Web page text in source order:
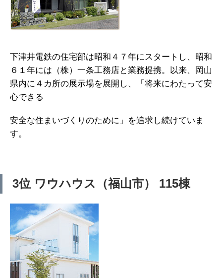
下津井電鉄の住宅部は昭和４７年にスタートし、昭和
６１年には（株）一条工務店と業務提携。以来、岡山
県内に４カ所の展示場を展開し、「将来にわたって安
心できる
安全な住まいづくりのために」を追求し続けていま
す。
3位 ワウハウス（福山市） 115棟